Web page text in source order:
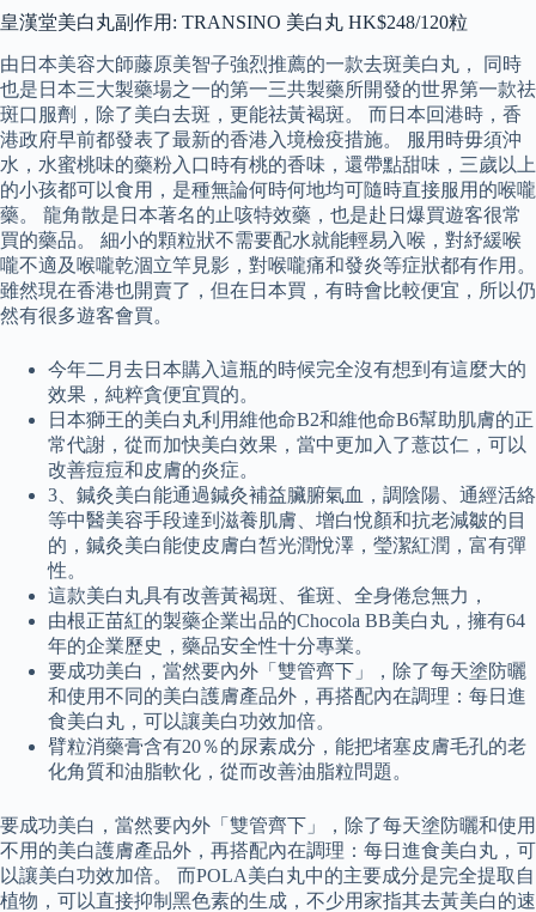
皇漢堂美白丸副作用: TRANSINO 美白丸 HK$248/120粒
由日本美容大師藤原美智子強烈推薦的一款去斑美白丸， 同時
也是日本三大製藥場之一的第一三共製藥所開發的世界第一款祛
斑口服劑，除了美白去斑，更能祛黃褐斑。 而日本回港時，香
港政府早前都發表了最新的香港入境檢疫措施。 服用時毋須沖
水，水蜜桃味的藥粉入口時有桃的香味，還帶點甜味，三歲以上
的小孩都可以食用，是種無論何時何地均可隨時直接服用的喉嚨
藥。 龍角散是日本著名的止咳特效藥，也是赴日爆買遊客很常
買的藥品。 細小的顆粒狀不需要配水就能輕易入喉，對紓緩喉
嚨不適及喉嚨乾涸立竿見影，對喉嚨痛和發炎等症狀都有作用。
雖然現在香港也開賣了，但在日本買，有時會比較便宜，所以仍
然有很多遊客會買。
今年二月去日本購入這瓶的時候完全沒有想到有這麼大的
效果，純粹貪便宜買的。
日本獅王的美白丸利用維他命B2和維他命B6幫助肌膚的正
常代謝，從而加快美白效果，當中更加入了薏苡仁，可以
改善痘痘和皮膚的炎症。
3、鍼灸美白能通過鍼灸補益臟腑氣血，調陰陽、通經活絡
等中醫美容手段達到滋養肌膚、增白悅顏和抗老減皺的目
的，鍼灸美白能使皮膚白皙光潤悅澤，瑩潔紅潤，富有彈
性。
這款美白丸具有改善黃褐斑、雀斑、全身倦怠無力，
由根正苗紅的製藥企業出品的Chocola BB美白丸，擁有64
年的企業歷史，藥品安全性十分專業。
要成功美白，當然要內外「雙管齊下」，除了每天塗防曬
和使用不同的美白護膚產品外，再搭配內在調理：每日進
食美白丸，可以讓美白功效加倍。
臂粒消藥膏含有20％的尿素成分，能把堵塞皮膚毛孔的老
化角質和油脂軟化，從而改善油脂粒問題。
要成功美白，當然要內外「雙管齊下」，除了每天塗防曬和使用
不用的美白護膚產品外，再搭配內在調理：每日進食美白丸，可
以讓美白功效加倍。 而POLA美白丸中的主要成分是完全提取自
植物，可以直接抑制黑色素的生成，不少用家指其去黃美白的速